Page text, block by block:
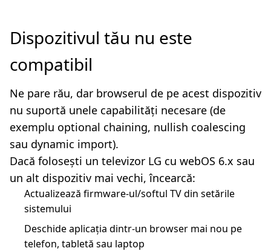
Dispozitivul tău nu este
compatibil
Ne pare rău, dar browserul de pe acest dispozitiv
nu suportă unele capabilități necesare (de
exemplu optional chaining, nullish coalescing
sau dynamic import).
Dacă folosești un televizor LG cu webOS 6.x sau
un alt dispozitiv mai vechi, încearcă:
Actualizează firmware-ul/softul TV din setările
sistemului
Deschide aplicația dintr-un browser mai nou pe
telefon, tabletă sau laptop